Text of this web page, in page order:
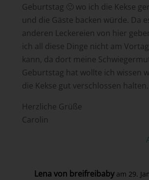
Geburtstag 🙂 wo ich die Kekse
und die Gäste backen würde. Da
anderen Leckereien von hier
ich all diese Dinge nicht am
kann, da dort meine
Geburtstag hat wollte ich wissen
die Kekse gut verschlossen halten.
Herzliche Grüße
Carolin
Lena von breifreibaby am 29.